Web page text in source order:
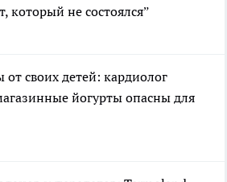
который не состоялся”
своих детей: кардиолог
йогурты опасны для